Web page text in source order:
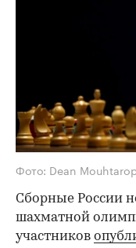
Фото: Dean
Сборные России
шахматной
участников